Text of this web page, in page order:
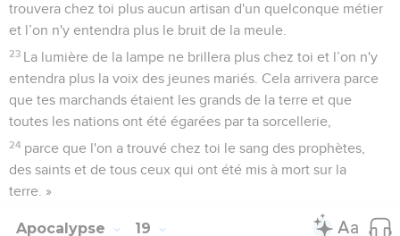
trouvera chez toi plus aucun artisan d'un quelconque métier
et l’on n'y entendra plus le bruit de la meule.
23 La lumière de la lampe ne brillera plus chez toi et l’on n'y
entendra plus la voix des jeunes mariés. Cela arrivera parce
que tes marchands étaient les grands de la terre et que
toutes les nations ont été égarées par ta sorcellerie,
24 parce que l'on a trouvé chez toi le sang des prophètes,
des saints et de tous ceux qui ont été mis à mort sur la
terre. »
Apocalypse 19